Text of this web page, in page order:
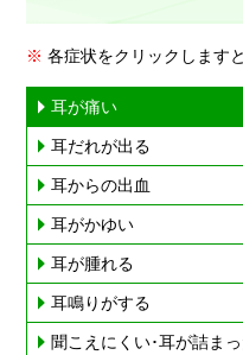
※ 各症状をクリックします
耳が痛い
耳だれが出る
耳からの出血
耳がかゆい
耳が腫れる
耳鳴りがする
聞こえにくい･耳が詰ま